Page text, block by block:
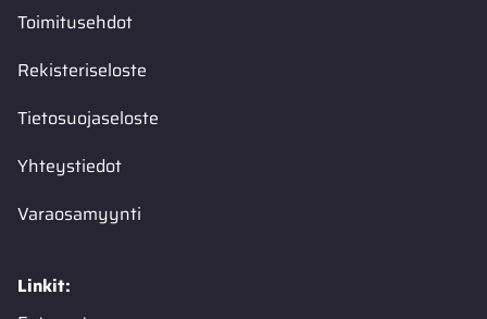
Toimitusehdot
Rekisteriseloste
Tietosuojaseloste
Yhteystiedot
Varaosamyynti
Linkit: